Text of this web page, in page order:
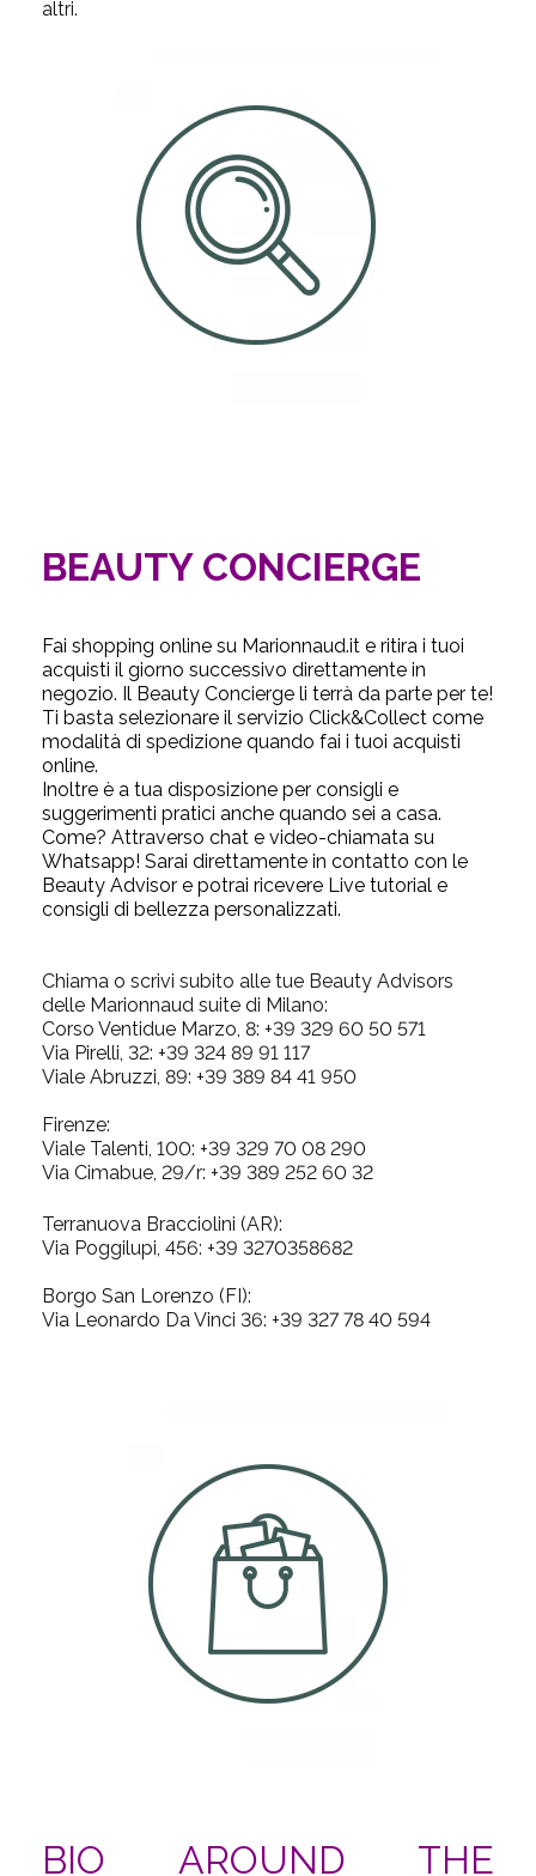
altri.
BEAUTY CONCIERGE
Fai shopping online su Marionnaud.it e ritira i tuoi
acquisti il giorno successivo direttamente in
negozio. Il Beauty Concierge li terrà da parte per te!
Ti basta selezionare il servizio Click&Collect come
modalità di spedizione quando fai i tuoi acquisti
online.
Inoltre è a tua disposizione per consigli e
suggerimenti pratici anche quando sei a casa.
Come? Attraverso chat e video-chiamata su
Whatsapp! Sarai direttamente in contatto con le
Beauty Advisor e potrai ricevere Live tutorial e
consigli di bellezza personalizzati.
Chiama o scrivi subito alle tue Beauty Advisors
delle Marionnaud suite di Milano:
Corso Ventidue Marzo, 8: +39 329 60 50 571
Via Pirelli, 32: +39 324 89 91 117
Viale Abruzzi, 89: +39 389 84 41 950
Firenze:
Viale Talenti, 100: +39 329 70 08 290
Via Cimabue, 29/r: +39 389 252 60 32
Terranuova Bracciolini (AR):
Via Poggilupi, 456: +39 3270358682
Borgo San Lorenzo (FI):
Via Leonardo Da Vinci 36: +39 327 78 40 594
BIO AROUND THE